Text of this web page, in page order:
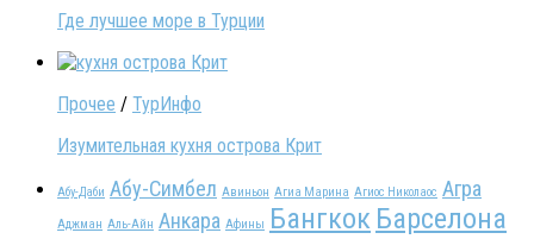
Где лучшее море в Турции
Прочее / ТурИнфо
Изумительная кухня острова Крит
Абу-Даби Абу-Симбел Авиньон Агиа Марина Агиос Николаос Агра
Аджман Аль-Айн Анкара Афины Бангкок Барселона